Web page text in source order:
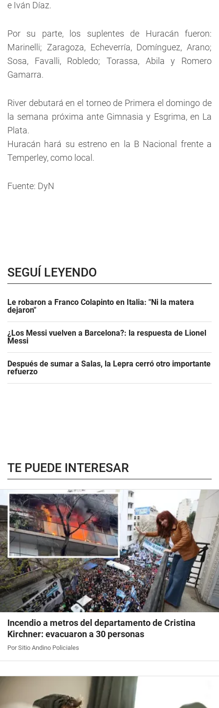
e Iván Díaz.
Por su parte, los suplentes de Huracán fueron:
Marinelli; Zaragoza, Echeverría, Domínguez, Arano;
Sosa, Favalli, Robledo; Torassa, Abila y Romero
Gamarra.
River debutará en el torneo de Primera el domingo de
la semana próxima ante Gimnasia y Esgrima, en La
Plata.
Huracán hará su estreno en la B Nacional frente a
Temperley, como local.
Fuente: DyN
SEGUÍ LEYENDO
Le robaron a Franco Colapinto en Italia: "Ni la matera
dejaron"
¿Los Messi vuelven a Barcelona?: la respuesta de Lionel
Messi
Después de sumar a Salas, la Lepra cerró otro importante
refuerzo
TE PUEDE INTERESAR
Incendio a metros del departamento de Cristina
Kirchner: evacuaron a 30 personas
Por Sitio Andino Policiales